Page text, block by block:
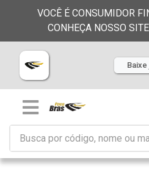
VOCÊ É CONSUMIDOR
CONHEÇA NOSSO